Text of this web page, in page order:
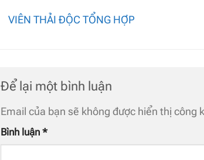
VIÊN THẢI ĐỘC TỔNG HỢP
Để lại một bình luận
Email của bạn sẽ không được hiển thị công
Bình luận *